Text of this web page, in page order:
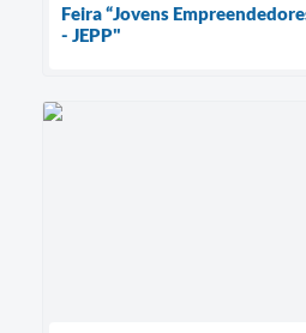
Feira “Jovens
- JEPP"